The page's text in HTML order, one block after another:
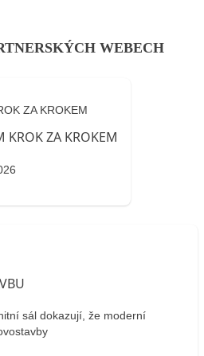
WEBECH
ZA KROKEM
sál dokazují, že moderní